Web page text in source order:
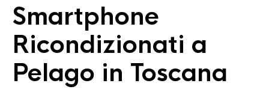
Smartphone
Ricondizionati a
Pelago in Toscana